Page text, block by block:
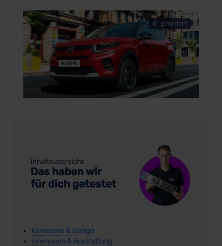
KI-generiert
Karosserie & Design
Innenraum & Ausstattung